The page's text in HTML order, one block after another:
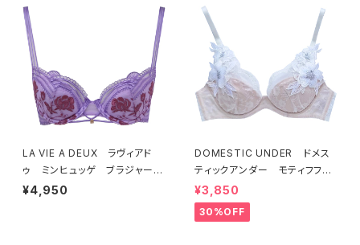
LA VIE A DEUX ラヴィアド
ゥ ミンヒュッゲ ブラジャー
（ライラック）BRA LILAC 2249
¥4,950
DOMESTIC UNDER ドメス
ティックアンダー モティフフル
ール ブラジャー（オフホワイ
ト）D2255
¥3,850
30%OFF